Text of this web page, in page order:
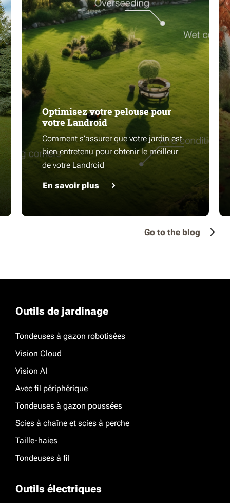
Optimisez votre pelouse pour
votre Landroid
Comment s’assurer que votre jardin est
bien entretenu pour obtenir le meilleur
de votre Landroid
En savoir plus
Go to the blog
Outils de jardinage
Tondeuses à gazon robotisées
Vision Cloud
Vision AI
Avec fil périphérique
Tondeuses à gazon poussées
Scies à chaîne et scies à perche
Taille-haies
Tondeuses à fil
Outils électriques